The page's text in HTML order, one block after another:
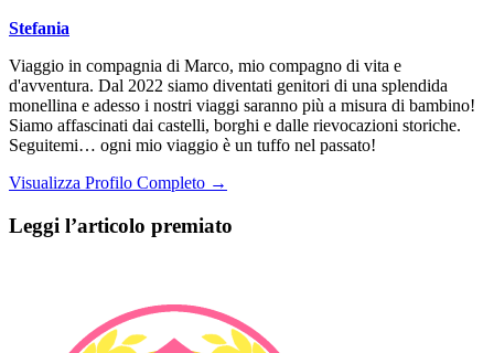
Stefania
Viaggio in compagnia di Marco, mio compagno di vita e
d'avventura. Dal 2022 siamo diventati genitori di una splendida
monellina e adesso i nostri viaggi saranno più a misura di bambino!
Siamo affascinati dai castelli, borghi e dalle rievocazioni storiche.
Seguitemi… ogni mio viaggio è un tuffo nel passato!
Visualizza Profilo Completo →
Leggi l’articolo premiato